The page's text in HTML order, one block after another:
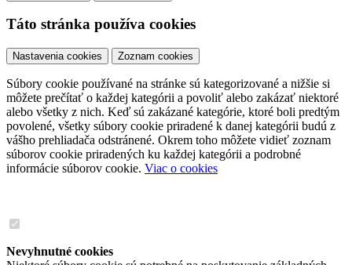
Táto stránka používa cookies
Nastavenia cookies Zoznam cookies
Súbory cookie používané na stránke sú kategorizované a nižšie si
môžete prečítať o každej kategórii a povoliť alebo zakázať niektoré
alebo všetky z nich. Keď sú zakázané kategórie, ktoré boli predtým
povolené, všetky súbory cookie priradené k danej kategórii budú z
vášho prehliadača odstránené. Okrem toho môžete vidieť zoznam
súborov cookie priradených ku každej kategórii a podrobné
informácie súborov cookie. Viac o cookies
Nevyhnutné cookies